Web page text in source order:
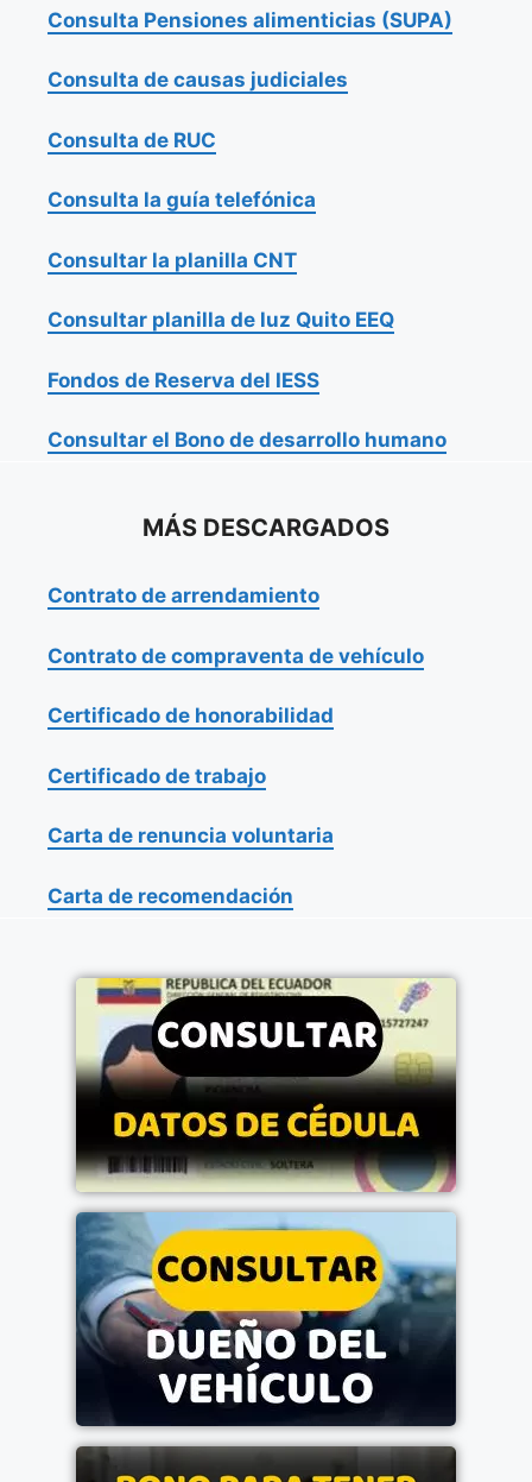
Consulta Pensiones alimenticias (SUPA)
Consulta de causas judiciales
Consulta de RUC
Consulta la guía telefónica
Consultar la planilla CNT
Consultar planilla de luz Quito EEQ
Fondos de Reserva del IESS
Consultar el Bono de desarrollo humano
MÁS DESCARGADOS
Contrato de arrendamiento
Contrato de compraventa de vehículo
Certificado de honorabilidad
Certificado de trabajo
Carta de renuncia voluntaria
Carta de recomendación